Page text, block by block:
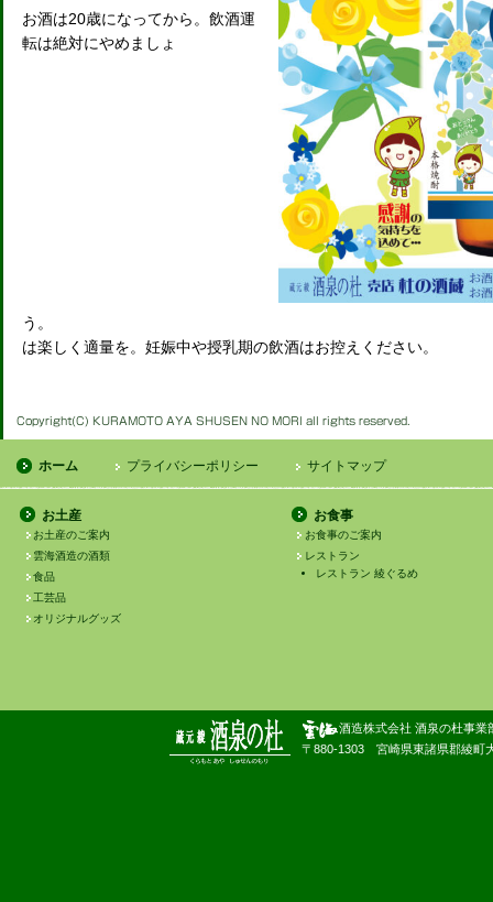
お酒は20歳になってから。飲酒運
転は絶対にやめましょ
う。
は楽しく適量を。妊娠中や授乳期の飲酒はお控えください。
ホーム プライバシーポリシー サイトマップ
お土産
お土産のご案内
雲海酒造の酒類
食品
工芸品
オリジナルグッズ
お食事
お食事のご案内
レストラン
レストラン 綾ぐるめ
酒造株式会社 酒泉の杜事業
〒880-1303 宮崎県東諸県郡綾町